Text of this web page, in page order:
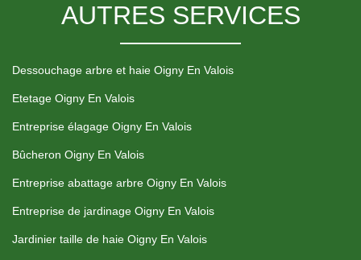
AUTRES SERVICES
Dessouchage arbre et haie Oigny En Valois
Etetage Oigny En Valois
Entreprise élagage Oigny En Valois
Bûcheron Oigny En Valois
Entreprise abattage arbre Oigny En Valois
Entreprise de jardinage Oigny En Valois
Jardinier taille de haie Oigny En Valois